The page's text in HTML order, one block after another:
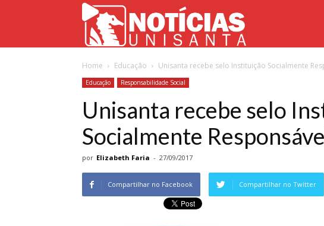
Unisanta
Home Educação Unisanta recebe selo Instituição Socialmente
Educação Responsabilidade Social
Unisanta recebe selo
Socialmente
por Elizabeth Faria - 27/09/2017
Compartilhar no Facebook Compartilhar no Twitter